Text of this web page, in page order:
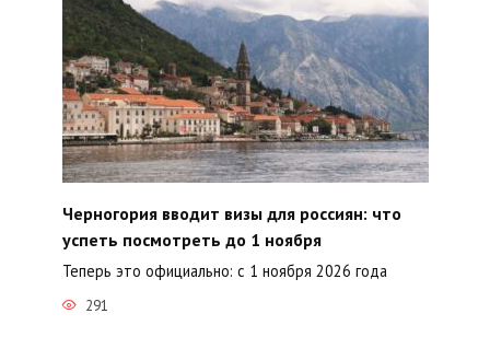
Черногория вводит визы для россиян: что
успеть посмотреть до 1 ноября
Теперь это официально: с 1 ноября 2026 года
291